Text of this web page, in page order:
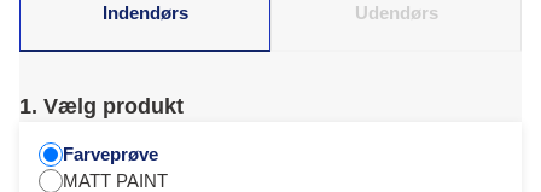
Indendørs Udendørs
1. Vælg produkt
Farveprøve
MATT PAINT